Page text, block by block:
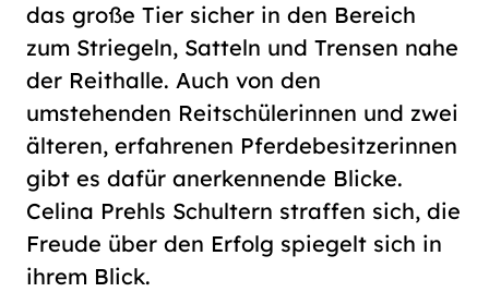
das große Tier sicher in den Bereich
zum Striegeln, Satteln und Trensen nahe
der Reithalle. Auch von den
umstehenden Reitschülerinnen und zwei
älteren, erfahrenen Pferdebesitzerinnen
gibt es dafür anerkennende Blicke.
Celina Prehls Schultern straffen sich, die
Freude über den Erfolg spiegelt sich in
ihrem Blick.